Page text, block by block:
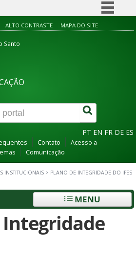
Simplifique!
Canais
ALTO CONTRASTE MAPA DO SITE
Santo
PT EN FR DE ES
Contato
Acesso a
Comunicação
INSTITUCIONAIS > PLANO DE INTEGRIDADE DO IFES
MENU
Integridade